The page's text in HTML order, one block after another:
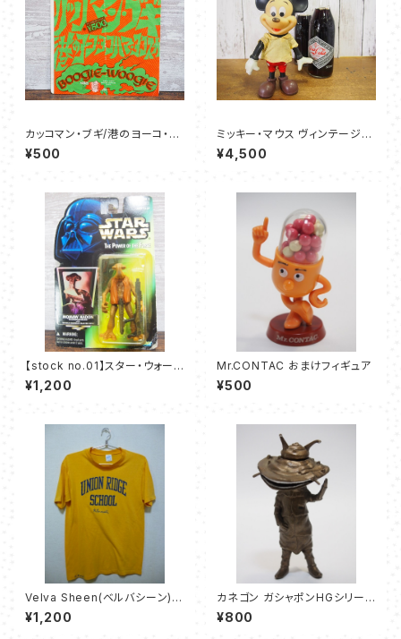
カッコマン・ブギ/港のヨーコ・ヨ
コハマ・ヨコスカ - ダウン・タウ
ン・ブギウギ・バンド
¥500
ミッキー・マウス ヴィンテージソ
フビドール 【R. Dakin＆Co.製】
¥4,500
【stock no.01】スター・ウォーズ
モモー・ネイドン フィギュア Ke
nner 1996
¥1,200
Mr.CONTAC おまけフィギュア
¥500
Velva Sheen(ベルバシーン)
ヴィンテージプリントTシャツ
¥1,200
カネゴン ガシャポンHGシリーズ
【ウルトラマン永遠なる勇者編】
¥800